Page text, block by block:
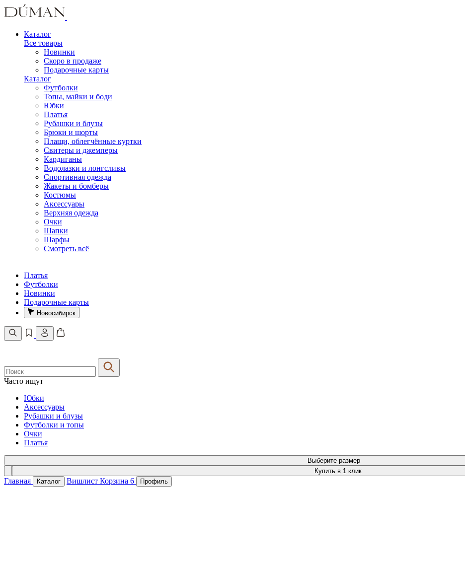
Каталог
Все товары
Новинки
Скоро в продаже
Подарочные карты
Каталог
Футболки
Топы, майки и боди
Юбки
Платья
Рубашки и блузы
Брюки и шорты
Плащи, облегчённые куртки
Свитеры и джемперы
Кардиганы
Водолазки и лонгсливы
Спортивная одежда
Жакеты и бомберы
Костюмы
Аксессуары
Верхняя одежда
Очки
Шапки
Шарфы
Смотреть всё
Платья
Футболки
Новинки
Подарочные карты
Новосибирск
Часто ищут
Юбки
Аксессуары
Рубашки и блузы
Футболки и топы
Очки
Платья
Выберите размер
Купить в 1 клик
Главная Каталог Вишлист Корзина 6 Профиль